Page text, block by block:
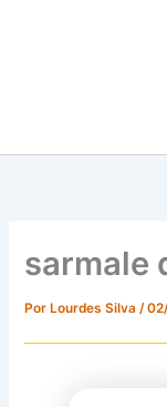
sarmale
Por Lourdes Silva/